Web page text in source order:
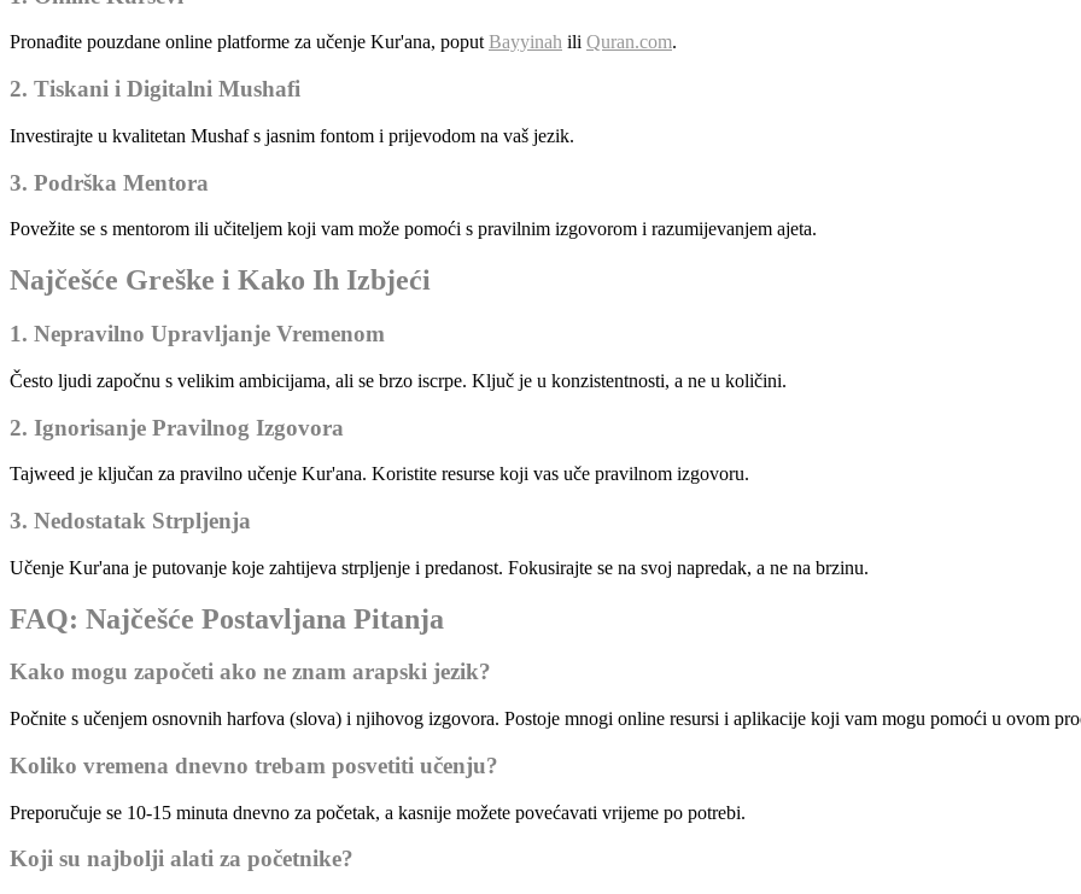
Pronađite pouzdane online platforme za učenje Kur'ana, poput Bayyinah ili Quran.com.
2. Tiskani i Digitalni Mushafi
Investirajte u kvalitetan Mushaf s jasnim fontom i prijevodom na vaš jezik.
3. Podrška Mentora
Povežite se s mentorom ili učiteljem koji vam može pomoći s pravilnim izgovorom i razumijevanjem ajeta.
Najčešće Greške i Kako Ih Izbjeći
1. Nepravilno Upravljanje Vremenom
Često ljudi započnu s velikim ambicijama, ali se brzo iscrpe. Ključ je u konzistentnosti, a ne u količini.
2. Ignorisanje Pravilnog Izgovora
Tajweed je ključan za pravilno učenje Kur'ana. Koristite resurse koji vas uče pravilnom izgovoru.
3. Nedostatak Strpljenja
Učenje Kur'ana je putovanje koje zahtijeva strpljenje i predanost. Fokusirajte se na svoj napredak, a ne na brzinu.
FAQ: Najčešće Postavljana Pitanja
Kako mogu započeti ako ne znam arapski jezik?
Počnite s učenjem osnovnih harfova (slova) i njihovog izgovora. Postoje mnogi online resursi i aplikacije koji vam mogu pomoći u ovom
Koliko vremena dnevno trebam posvetiti učenju?
Preporučuje se 10-15 minuta dnevno za početak, a kasnije možete povećavati vrijeme po potrebi.
Koji su najbolji alati za početnike?